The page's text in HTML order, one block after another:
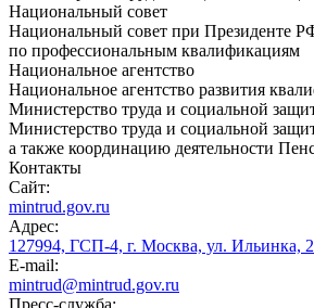
Национальный совет
Национальный совет при Президенте
по профессиональным квалификациям
Национальное агентство
Национальное агентство развития
Министерство труда и социальной
Министерство труда и социальной
а также координацию деятельности
Контакты
Сайт:
mintrud.gov.ru
Адрес:
127994, ГСП-4, г. Москва, ул. Ильинка,
E-mail:
mintrud@mintrud.gov.ru
Пресс-служба: